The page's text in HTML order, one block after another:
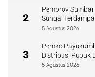
2
Pemprov
Sungai
5 Agustus 2026
3
Pemko
Distribusi Pupuk
5 Agustus 2026